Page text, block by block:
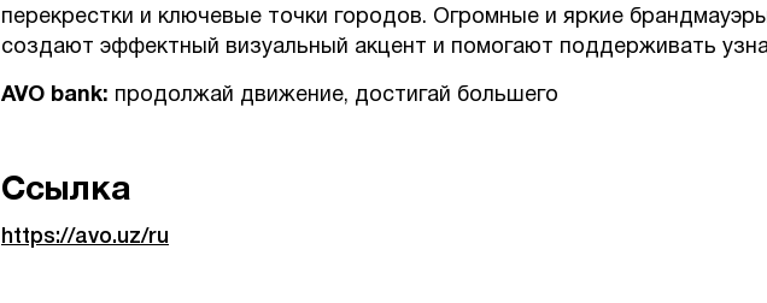
перекрестки и ключевые точки городов. Огромные и яркие
создают эффектный визуальный акцент и помогают поддерживать
AVO bank: продолжай движение, достигай большего
Ссылка
https://avo.uz/ru